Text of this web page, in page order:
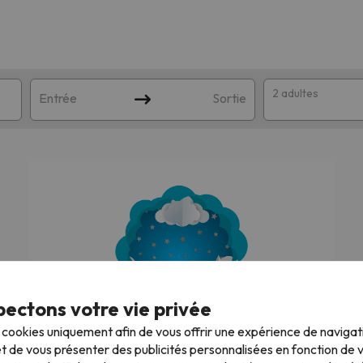
Entrée Sortie 2 adultes
à votre recherche. Essayez de modifier la destination.
Nous recherchons les meilleures vacances
au ski !
votre vie privée
cookies uniquement afin de vous offrir une expérience de
de vous présenter des publicités personnalisées en fonction de